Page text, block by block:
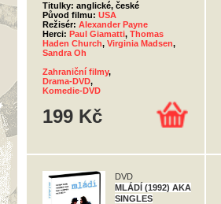
Titulky: anglické, české
Původ filmu: USA
Režisér: Alexander Payne
Herci: Paul Giamatti, Thomas
Haden Church, Virginia Madsen,
Sandra Oh
Zahraniční filmy,
Drama-DVD,
Komedie-DVD
199 Kč
DVD
MLÁDÍ (1992) AKA
SINGLES